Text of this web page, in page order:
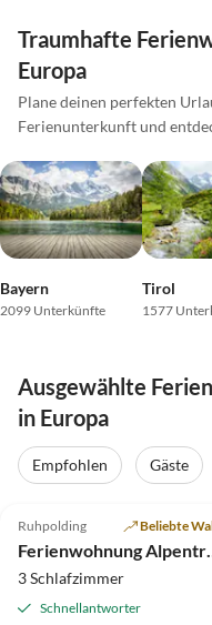
Traumhafte
Europa
Plane deinen perfekten
Ferienunterkunft und
Bayern
2099 Unterkünfte
Tirol
1577
Ausgewählte
in Europa
Empfohlen Gäste
Top-
Ruhpolding Beliebte
3 Schlafzimmer
Schnellantworter